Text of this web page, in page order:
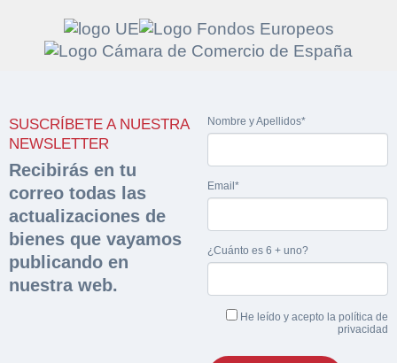
SUSCRÍBETE A NUESTRA
NEWSLETTER
Recibirás en tu
correo todas las
actualizaciones de
bienes que vayamos
publicando en
nuestra web.
Nombre y Apellidos*
Email*
¿Cuánto es 6 + uno?
He leído y acepto la política de
privacidad
Solicitar
documentación
sobre la peritación
Rellene este formulario y recibirá en su email el
enlace para descargar la documentación
Nombre y Apellidos*
Hacer Oferta
Razón social*
Teléfono*
Nombre y Apellidos*
Sobre Merfinsa
Venta de bienes muebles